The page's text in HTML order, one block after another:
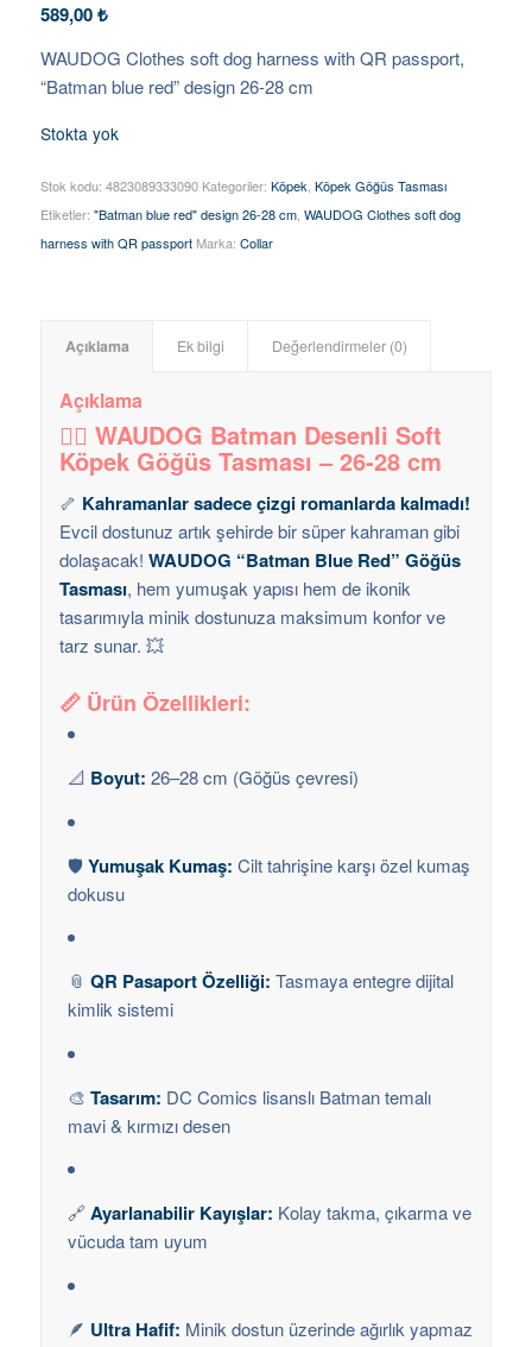
589,00₺
WAUDOG Clothes soft dog harness with QR passport,
“Batman blue red” design 26-28 cm
Stokta yok
Stok kodu: 4823089333090 Kategoriler: Köpek Köpek Göğüs Tasması
Etiketler: "Batman blue red" design 26-28 cm, WAUDOG Clothes soft dog
harness with QR passport Marka: Collar
Açıklama Ek bilgi Değerlendirmeler (0)
Açıklama
🦸‍♂️ WAUDOG Batman Desenli Soft
Köpek Göğüs Tasması – 26-28 cm
🦴 Kahramanlar sadece çizgi romanlarda kalmadı!
Evcil dostunuz artık şehirde bir süper kahraman gibi
dolaşacak! WAUDOG “Batman Blue Red” Göğüs
Tasması, hem yumuşak yapısı hem de ikonik
tasarımıyla minik dostunuza maksimum konfor ve
tarz sunar. 💥
📏 Ürün Özellikleri:
📐 Boyut: 26–28 cm (Göğüs çevresi)
🛡️Yumuşak Kumaş: Cilt tahrişine karşı özel kumaş
dokusu
📎 QR Pasaport Özelliği: Tasmaya entegre dijital
kimlik sistemi
🎨 Tasarım: DC Comics lisanslı Batman temalı
mavi & kırmızı desen
🔗 Ayarlanabilir Kayışlar: Kolay takma, çıkarma ve
vücuda tam uyum
🪶 Ultra Hafif: Minik dostun üzerinde ağırlık yapmaz